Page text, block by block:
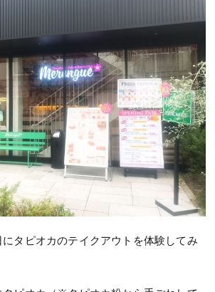
タピオカのテイクアウトを体験してみ